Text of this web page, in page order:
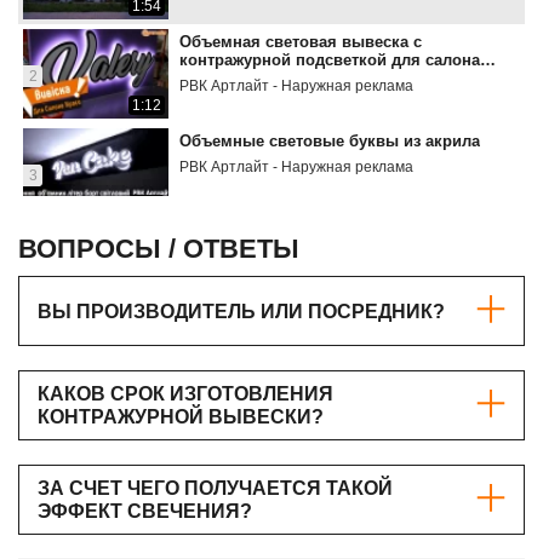
1:54
2
1:12
Объемная световая вывеска с
контражурной подсветкой для салона
красоты – РВК Арт Лайт
РВК Артлайт - Наружная реклама
3
Объемные световые буквы из акрила
РВК Артлайт - Наружная реклама
4
0:32
Вывеска с контражурной подсветкой RGB
- РВК Арт Лайт
ВОПРОСЫ / ОТВЕТЫ
ВЫ ПРОИЗВОДИТЕЛЬ ИЛИ ПОСРЕДНИК?
КАКОВ СРОК ИЗГОТОВЛЕНИЯ
КОНТРАЖУРНОЙ ВЫВЕСКИ?
ЗА СЧЕТ ЧЕГО ПОЛУЧАЕТСЯ ТАКОЙ
ЭФФЕКТ СВЕЧЕНИЯ?